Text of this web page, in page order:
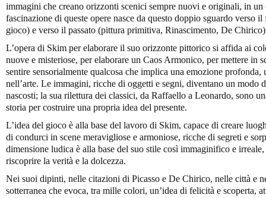
immagini che creano orizzonti scenici sempre nuovi e originali, in un
fascinazione di queste opere nasce da questo doppio sguardo verso
gioco) e verso il passato (pittura primitiva, Rinascimento, De
L’opera di Skim per elaborare il suo orizzonte pittorico si affida ai
nuove e misteriose, per elaborare un Caos Armonico, per mettere in
sentire sensorialmente qualcosa che implica una emozione
nell’arte. Le immagini, ricche di oggetti e segni, diventano un modo
nascosti; la sua rilettura dei classici, da Raffaello a Leonardo, sono
storia per costruire una propria idea del presente.
L’idea del gioco è alla base del lavoro di Skim, capace di creare
di condurci in scene meravigliose e armoniose, ricche di segreti e
dimensione ludica è alla base del suo stile così immaginifico e
riscoprire la verità e la dolcezza.
Nei suoi dipinti, nelle citazioni di Picasso e De Chirico, nelle città e
sotterranea che evoca, tra mille colori, un’idea di felicità e scoperta,